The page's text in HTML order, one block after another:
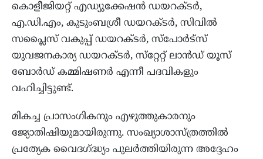
കൊളീജിയറ്റ് എഡ്യുക്കേഷൻ ഡയറക്ടർ,
എ.ഡി.എം, കുടുംബശ്രീ ഡയറക്ടർ, സിവിൽ
സപ്ലൈസ് വകുപ്പ് ഡയറക്ടർ, സ്‌പോർട്‌സ്
യുവജനകാര്യ ഡയറക്ടർ, സ്‌റ്റേറ്റ് ലാൻഡ് യൂസ്
ബോർഡ് കമ്മിഷണർ എന്നീ പദവികളും
വഹിച്ചിട്ടുണ്ട്.
മികച്ച പ്രാസംഗികനും എഴുത്തുകാരനും
ജ്യോതിഷിയുമായിരുന്നു. സംഖ്യാശാസ്ത്രത്തിൽ
പ്രത്യേക വൈദഗ്ദ്ധ്യം പുലർത്തിയിരുന്ന അദ്ദേഹം